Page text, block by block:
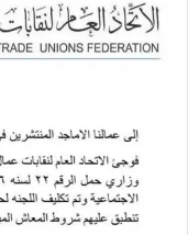
ل
ب
د
إ
ل
ك